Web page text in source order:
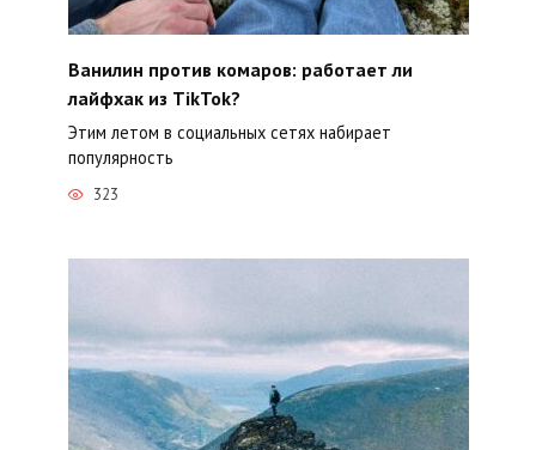
Ванилин против комаров: работает ли
лайфхак из TikTok?
Этим летом в социальных сетях набирает
популярность
323